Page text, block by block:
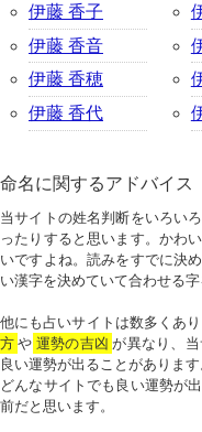
伊藤 香子
伊藤 香音
伊藤 香穂
伊藤 香代
命名に関するアドバイス
当サイトの姓名判断をいろい
ったりすると思います。かわ
いですよね。読みをすでに決
い漢字を決めていて合わせる
他にも占いサイトは数多くあ
方 や 運勢の吉凶 が異なり、
良い運勢が出ることがあります
どんなサイトでも良い運勢が
前だと思います。